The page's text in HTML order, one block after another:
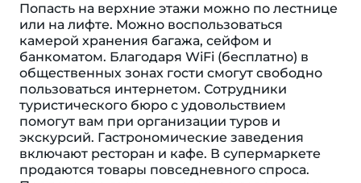
Попасть на верхние этажи можно по лестнице
или на лифте. Можно воспользоваться
камерой хранения багажа, сейфом и
банкоматом. Благодаря WiFi (бесплатно) в
общественных зонах гости смогут свободно
пользоваться интернетом. Сотрудники
туристического бюро с удовольствием
помогут вам при организации туров и
экскурсий. Гастрономические заведения
включают ресторан и кафе. В супермаркете
продаются товары повседневного спроса.